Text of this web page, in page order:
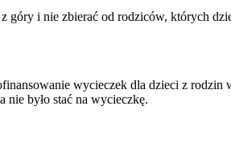
i nie zbierać od rodziców, których
wycieczek dla dzieci z
nie było stać na wycieczkę.